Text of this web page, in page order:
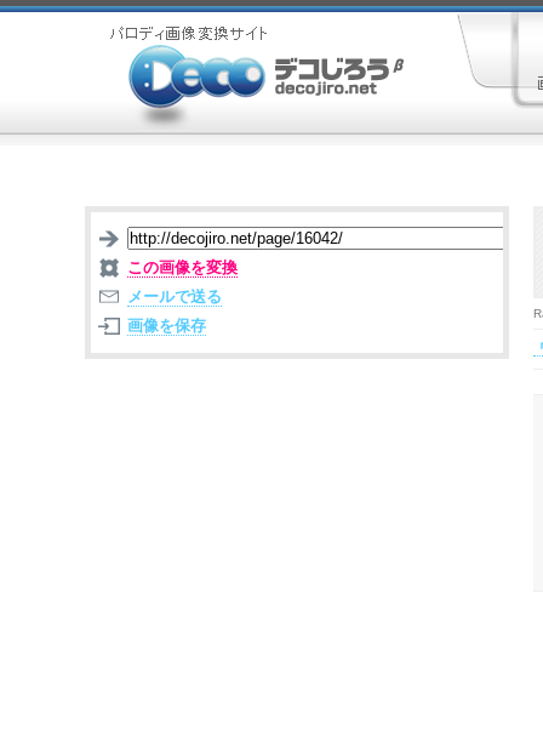
この画像を変換
メールで送る
画像を保存